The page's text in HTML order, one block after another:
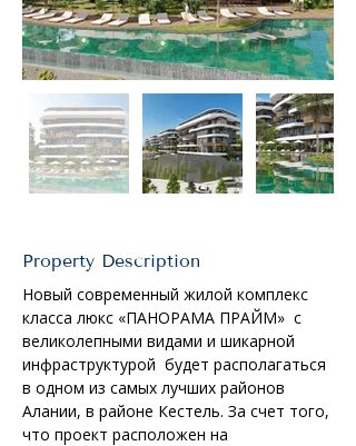
Property Description
Новый современный жилой комплекc
класса люкс «ПАНОРАМА ПРАЙМ»  с
великолепными видами и шикарной
инфраструктурой  будет располагаться
в одном из самых лучших районов
Алании, в районе Кестель. За счет того,
что проект расположен на